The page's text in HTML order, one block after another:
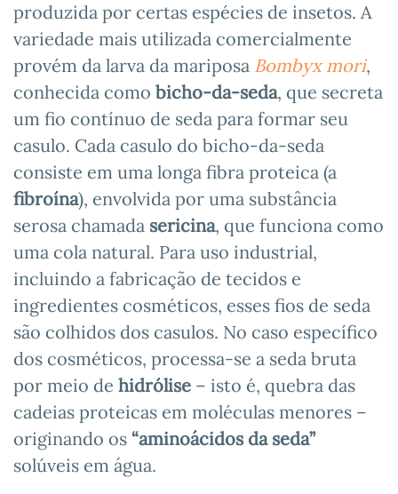
produzida por certas espécies de insetos. A
variedade mais utilizada comercialmente
provém da larva da mariposa Bombyx mori,
conhecida como bicho-da-seda, que secreta
um fio contínuo de seda para formar seu
casulo. Cada casulo do bicho-da-seda
consiste em uma longa fibra proteica (a
fibroína), envolvida por uma substância
serosa chamada sericina, que funciona como
uma cola natural. Para uso industrial,
incluindo a fabricação de tecidos e
ingredientes cosméticos, esses fios de seda
são colhidos dos casulos. No caso específico
dos cosméticos, processa-se a seda bruta
por meio de hidrólise – isto é, quebra das
cadeias proteicas em moléculas menores –
originando os “aminoácidos da seda”
solúveis em água.